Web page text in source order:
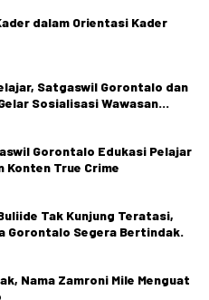
dalam Orientasi Kader
Satgaswil Gorontalo dan
Sosialisasi Wawasan
Gorontalo Edukasi Pelajar
Konten True Crime
Tak Kunjung Teratasi,
Gorontalo Segera Bertindak.
Nama Zamroni Mile Menguat